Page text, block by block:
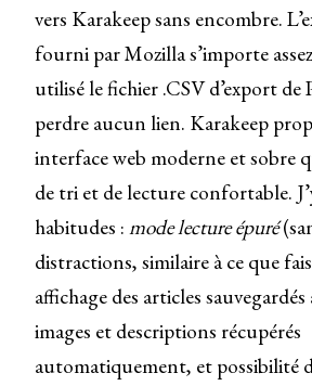
vers Karakeep sans encombre.
fourni par Mozilla s’importe
utilisé le fichier .CSV d’export de
perdre aucun lien. Karakeep
interface web moderne et sobre
de tri et de lecture confortable.
habitudes : mode lecture épuré
distractions, similaire à ce que
affichage des articles
images et descriptions récupérés
automatiquement, et possibilité